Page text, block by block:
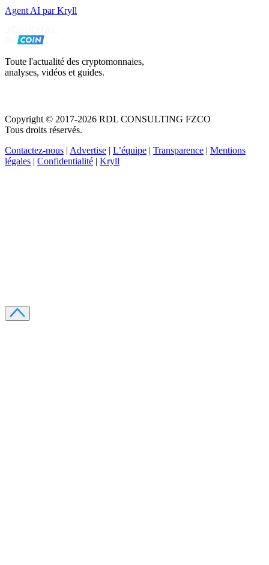
Agent AI par Kryll
Toute l'actualité des cryptomonnaies,
analyses, vidéos et guides.
Copyright © 2017-2026 RDL CONSULTING FZCO
Tous droits réservés.
Contactez-nous | Advertise | L’équipe | Transparence | Mentions
légales | Confidentialité | Kryll